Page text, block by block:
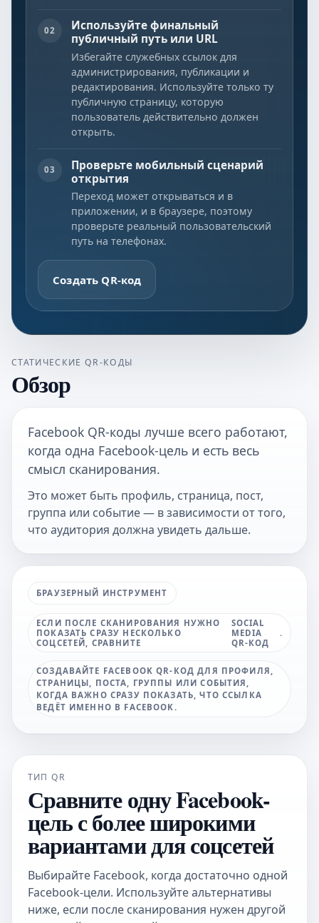
02
Используйте финальный
публичный путь или URL
Избегайте служебных ссылок для
администрирования, публикации и
редактирования. Используйте только ту
публичную страницу, которую
пользователь действительно должен
открыть.
03
Проверьте мобильный сценарий
открытия
Переход может открываться и в
приложении, и в браузере, поэтому
проверьте реальный пользовательский
путь на телефонах.
Создать QR-код
СТАТИЧЕСКИЕ QR-КОДЫ
Обзор
Facebook QR-коды лучше всего работают,
когда одна Facebook-цель и есть весь
смысл сканирования.
Это может быть профиль, страница, пост,
группа или событие — в зависимости от того,
что аудитория должна увидеть дальше.
БРАУЗЕРНЫЙ ИНСТРУМЕНТ
ЕСЛИ ПОСЛЕ СКАНИРОВАНИЯ НУЖНО
ПОКАЗАТЬ СРАЗУ НЕСКОЛЬКО
СОЦСЕТЕЙ, СРАВНИТЕ
SOCIAL
MEDIA
QR-КОД
.
СОЗДАВАЙТЕ FACEBOOK QR-КОД ДЛЯ ПРОФИЛЯ,
СТРАНИЦЫ, ПОСТА, ГРУППЫ ИЛИ СОБЫТИЯ,
КОГДА ВАЖНО СРАЗУ ПОКАЗАТЬ, ЧТО ССЫЛКА
ВЕДЁТ ИМЕННО В FACEBOOK.
ТИП QR
Сравните одну Facebook-
цель с более широкими
вариантами для соцсетей
Выбирайте Facebook, когда достаточно одной
Facebook-цели. Используйте альтернативы
ниже, если после сканирования нужен другой